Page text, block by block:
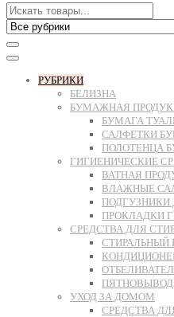
РУБРИКИ
БЕЛИЗНА
БУМАЖНАЯ
БУМАГА
САЛФЕТКИ
ПОЛОТЕНЦА
ГИГИЕНИЧЕСКИЕ
ВАТНАЯ
ВЛАЖНЫЕ
ПОДГУЗНИКИ
ПРОКЛАДКИ
СРЕДСТВА ДЛЯ
УХОД ЗА ДОМОМ
СРЕДСТВА